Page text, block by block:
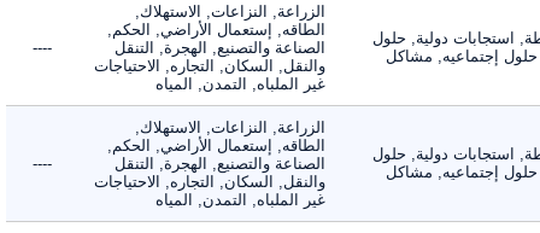
استجابات دولية, حلول
إجتماعيه, مشاكل
الزراعة, النزاعات, الاستهلاك,
الطاقه, إستعمال الأراضي, الحكم,
الصناعة والتصنيع, الهجرة, التنقل
والنقل, السكان, التجاره, الاحتياجات
غير الملباه, التمدن, المياه
----
استجابات دولية, حلول
إجتماعيه, مشاكل
الزراعة, النزاعات, الاستهلاك,
الطاقه, إستعمال الأراضي, الحكم,
الصناعة والتصنيع, الهجرة, التنقل
والنقل, السكان, التجاره, الاحتياجات
غير الملباه, التمدن, المياه
----